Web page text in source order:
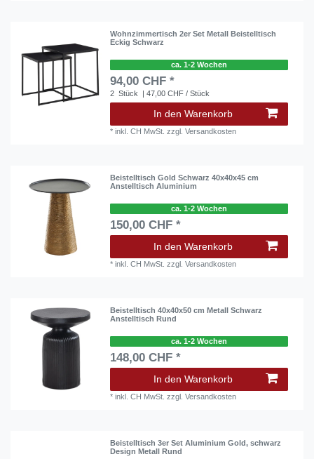
Wohnzimmertisch 2er Set Metall Beistelltisch
Eckig Schwarz
ca. 1-2 Wochen
94,00 CHF *
2 Stück | 47,00 CHF / Stück
In den Warenkorb
*inkl. CH MwSt. zzgl.Versandkosten
Beistelltisch Gold Schwarz 40x40x45 cm
Anstelltisch Aluminium
ca. 1-2 Wochen
150,00 CHF *
In den Warenkorb
*inkl. CH MwSt. zzgl.Versandkosten
Beistelltisch 40x40x50 cm Metall Schwarz
Anstelltisch Rund
ca. 1-2 Wochen
148,00 CHF *
In den Warenkorb
*inkl. CH MwSt. zzgl.Versandkosten
Beistelltisch 3er Set Aluminium Gold, schwarz
Design Metall Rund